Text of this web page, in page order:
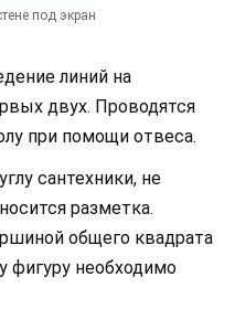
под экран
линий на
двух. Проводятся
при помощи отвеса.
сантехники, не
разметка.
общего квадрата
фигуру необходимо